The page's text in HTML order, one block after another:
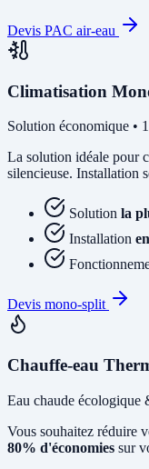
Devis PAC air-eau
Climatisation
Solution économique •
La solution idéale pour
silencieuse. Installation
Solution la
Installation
Devis mono-split
Chauffe-eau
Eau chaude écologique
Vous souhaitez réduire
80% d'économies sur